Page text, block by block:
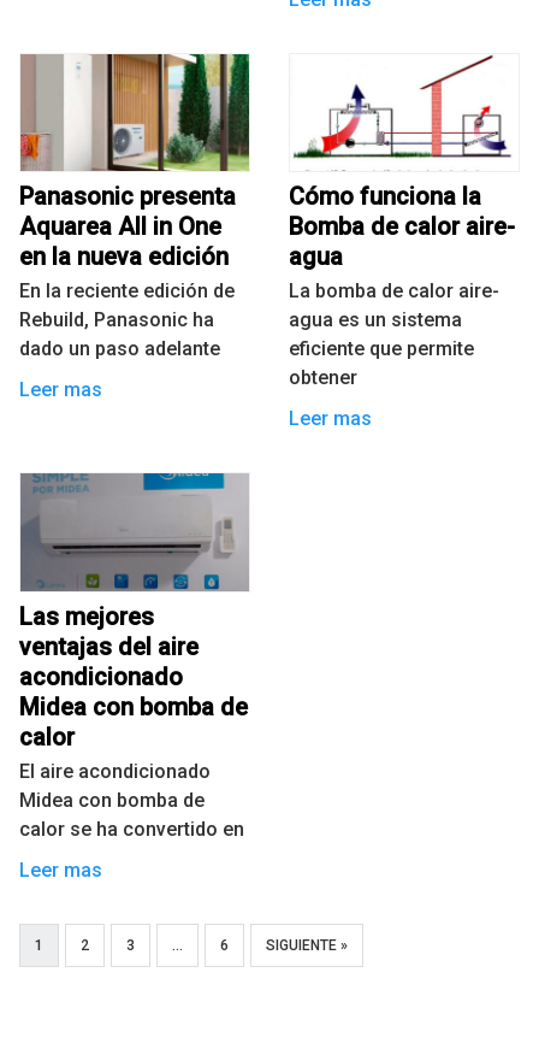
Panasonic presenta
Aquarea All in One
en la nueva edición
En la reciente edición de
Rebuild, Panasonic ha
dado un paso adelante
Leer mas
Cómo funciona la
Bomba de calor aire-
agua
La bomba de calor aire-
agua es un sistema
eficiente que permite
obtener
Leer mas
Las mejores
ventajas del aire
acondicionado
Midea con bomba de
calor
El aire acondicionado
Midea con bomba de
calor se ha convertido en
Leer mas
1 2 3 … 6 SIGUIENTE »